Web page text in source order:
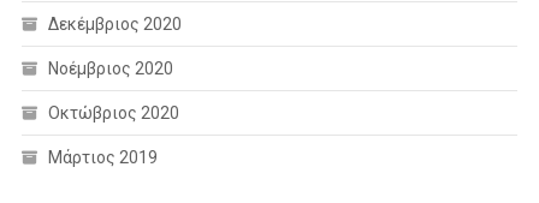
Δεκέμβριος 2020
Νοέμβριος 2020
Οκτώβριος 2020
Μάρτιος 2019